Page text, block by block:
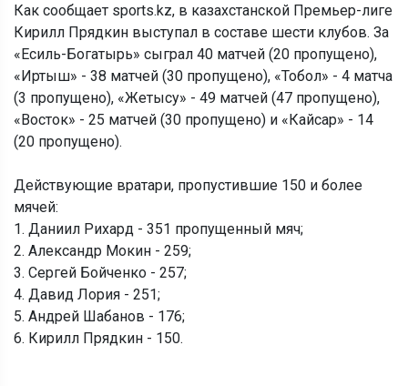
Как сообщает sports.kz, в казахстанской Премьер-лиге
Кирилл Прядкин выступал в составе шести клубов. За
«Есиль-Богатырь» сыграл 40 матчей (20 пропущено),
«Иртыш» - 38 матчей (30 пропущено), «Тобол» - 4 матча
(3 пропущено), «Жетысу» - 49 матчей (47 пропущено),
«Восток» - 25 матчей (30 пропущено) и «Кайсар» - 14
(20 пропущено).
Действующие вратари, пропустившие 150 и более
мячей:
1. Даниил Рихард - 351 пропущенный мяч;
2. Александр Мокин - 259;
3. Сергей Бойченко - 257;
4. Давид Лория - 251;
5. Андрей Шабанов - 176;
6. Кирилл Прядкин - 150.